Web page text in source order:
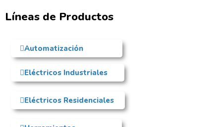
Líneas de Productos
Automatización
Eléctricos Industriales
Eléctricos Residenciales